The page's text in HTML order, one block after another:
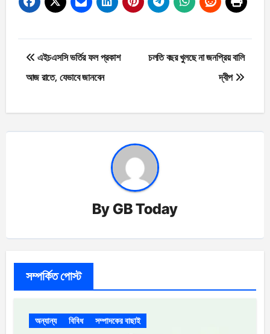
Post
navigation
এইচএসসি ভর্তির ফল প্রকাশ
আজ রাতে, যেভাবে জানবেন
চলতি বছর খুলছে না জনপ্রিয় বালি
দ্বীপ
ByGB Today
সম্পর্কিত পোস্ট
অন্যান্য বিবিধ সম্পাদকের বাছাই